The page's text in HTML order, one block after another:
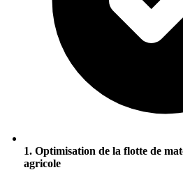
1. Optimisation de la flotte de
agricole